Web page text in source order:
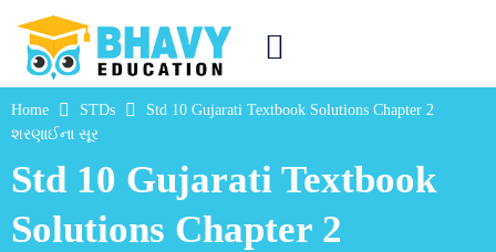
Home STDs
Std 10 Gujarati Textbook Solutions Chapter 2
શરણાઈના સૂર
Std 10 Gujarati Textbook
Solutions Chapter 2